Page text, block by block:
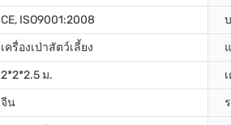
CE, ISO9001:2008
เครื่องเป่าสัตว์เลี้ยง
2*2*2.5 ม.
จีน